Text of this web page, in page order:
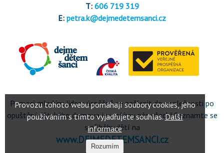
T: 606 719 319
E: petra.k@dejmedetemsanci.cz
Pomoci mladým lidem úspěšně se začlenit do společnosti po
opuštění dětského domova je v zájmu nás všech! Seznamte se
s příběhy dětí na
www.DEJMEDETEMSANCI.cz